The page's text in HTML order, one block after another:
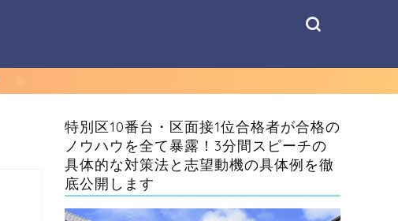
特別区10番台・区面接1位合格者が合格の
ノウハウを全て暴露！3分間スピーチの
具体的な対策法と志望動機の具体例を徹
底公開します